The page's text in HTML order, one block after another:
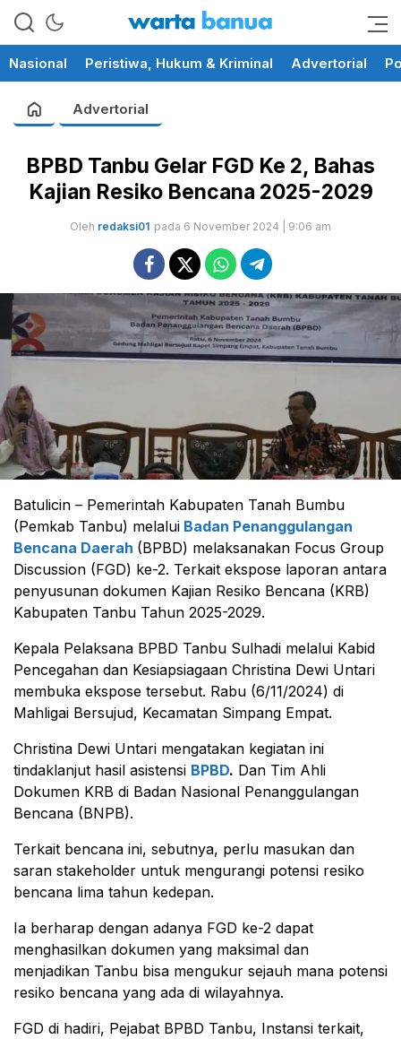
wartabanua.com
memberikan informasi yang
Nasional Peristiwa, Hukum & Kriminal Advertorial
Advertorial
BPBD Tanbu Gelar FGD Ke 2, Bahas
Kajian Resiko Bencana 2025-2029
Oleh redaksi01 pada 6 November 2024 | 9:06 am
Batulicin – Pemerintah Kabupaten Tanah Bumbu
(Pemkab Tanbu) melalui Badan Penanggulangan
Bencana Daerah (BPBD) melaksanakan Focus Group
Discussion (FGD) ke-2. Terkait ekspose laporan antara
penyusunan dokumen Kajian Resiko Bencana (KRB)
Kabupaten Tanbu Tahun 2025-2029.
Kepala Pelaksana BPBD Tanbu Sulhadi melalui Kabid
Pencegahan dan Kesiapsiagaan Christina Dewi Untari
membuka ekspose tersebut. Rabu (6/11/2024) di
Mahligai Bersujud, Kecamatan Simpang Empat.
Christina Dewi Untari mengatakan kegiatan ini
tindaklanjut hasil asistensi BPBD. Dan Tim Ahli
Dokumen KRB di Badan Nasional Penanggulangan
Bencana (BNPB).
Terkait bencana ini, sebutnya, perlu masukan dan
saran stakeholder untuk mengurangi potensi resiko
bencana lima tahun kedepan.
Ia berharap dengan adanya FGD ke-2 dapat
menghasilkan dokumen yang maksimal dan
menjadikan Tanbu bisa mengukur sejauh mana potensi
resiko bencana yang ada di wilayahnya.
FGD di hadiri, Pejabat BPBD Tanbu, Instansi terkait,